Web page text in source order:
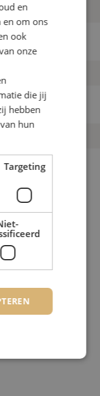
LC/PC-LC/PC,
en
en om ons
ook
onze
die jij
hebben
hun
Targeting